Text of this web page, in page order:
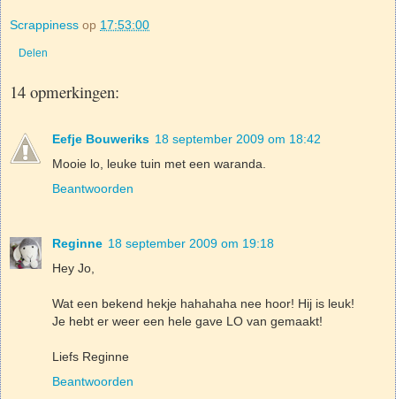
Scrappiness op 17:53:00
Delen
14 opmerkingen:
Eefje Bouweriks 18 september 2009 om 18:42
Mooie lo, leuke tuin met een waranda.
Beantwoorden
Reginne 18 september 2009 om 19:18
Hey Jo,
Wat een bekend hekje hahahaha nee hoor! Hij is leuk!
Je hebt er weer een hele gave LO van gemaakt!
Liefs Reginne
Beantwoorden